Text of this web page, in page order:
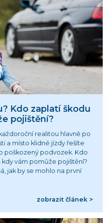
Kdo zaplatí škodu
pojištění?
realitou hlavně po
a místo klidné jízdy řešíte
poškozený podvozek. Kdo
vám pomůže pojištění?
jak by se mohlo na první
zobrazit článek >